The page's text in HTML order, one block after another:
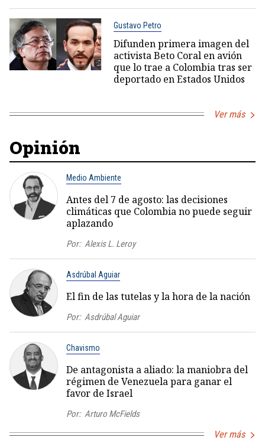
Gustavo Petro
Difunden primera imagen del
activista Beto Coral en avión
que lo trae a Colombia tras ser
deportado en Estados Unidos
Ver más
Opinión
Medio Ambiente
Antes del 7 de agosto: las decisiones
climáticas que Colombia no puede seguir
aplazando
Por: Alexis L. Leroy
Asdrúbal Aguiar
El fin de las tutelas y la hora de la nación
Por: Asdrúbal Aguiar
Chavismo
De antagonista a aliado: la maniobra del
régimen de Venezuela para ganar el
favor de Israel
Por: Arturo McFields
Ver más